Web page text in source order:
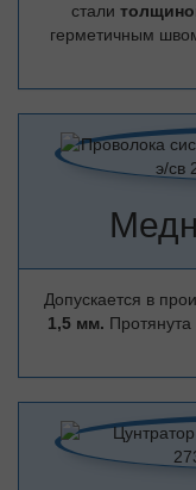
стали
герметичным
Допускается в
1,5 мм.